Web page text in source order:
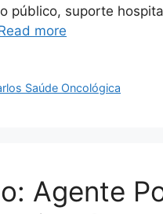
público, suporte
more
Saúde Oncológica
Agente